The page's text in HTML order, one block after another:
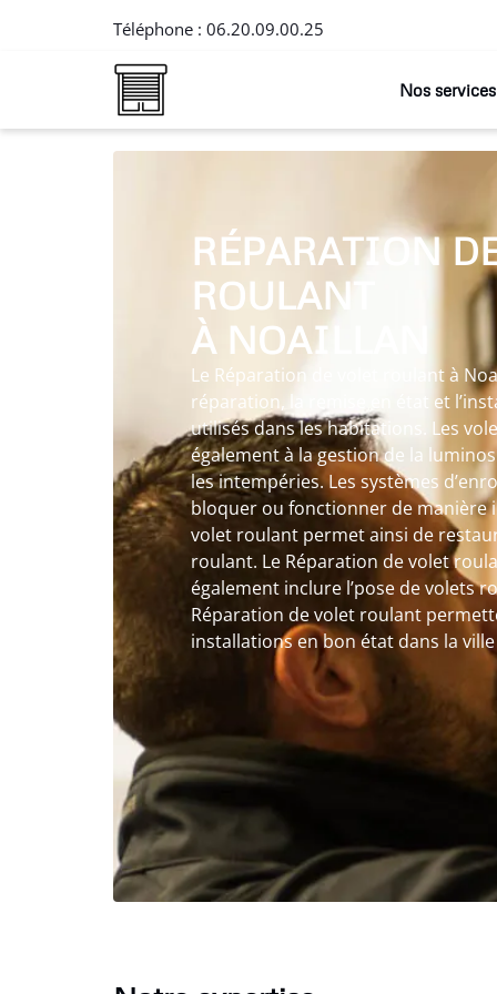
Téléphone : 06.20.09.00.25
Nos services
RÉPARATION
ROULANT
À NOAILLAN
Le Réparation de volet roulant à
réparation, la remise en état et
utilisés dans les habitations. Les
également à la gestion de la
les intempéries. Les systèmes
bloquer ou fonctionner de manière
volet roulant permet ainsi de
roulant. Le Réparation de volet
également inclure l’pose de volets
Réparation de volet roulant
installations en bon état dans la